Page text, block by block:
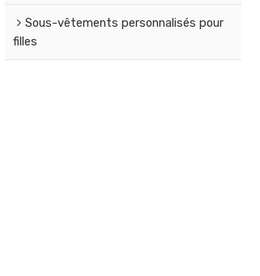
Sous-vêtements personnalisés pour
filles